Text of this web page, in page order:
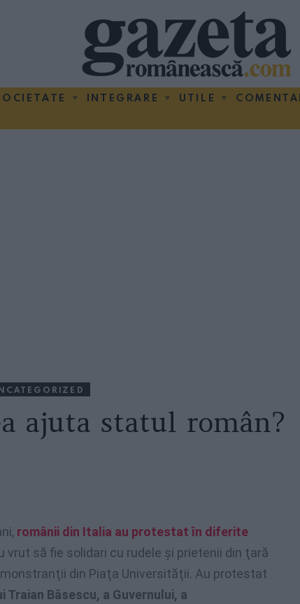
INTEGRARE UTILE
ajuta statul român?
românii din Italia au protestat în diferite
vrut să fie solidari cu rudele şi prietenii din ţară
din Piaţa Universităţii. Au protestat
Băsescu, a Guvernului, a